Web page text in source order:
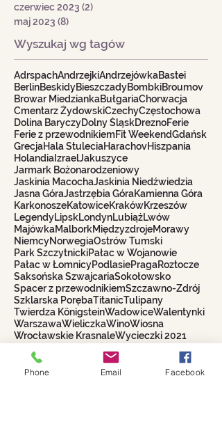
czerwiec 2023 (2)
maj 2023 (8)
Wyszukaj wg tagów
AdrspachAndrzejkiAndrzejówkaBastei
BerlinBeskidyBieszczadyBombkiBroumov
Browar MiedziankaBułgariaChorwacja
Cmentarz ŻydowskiCzechyCzęstochowa
Dolina BaryczyDolny ŚląskDreznoFerie
Ferie z przewodnikiemFit WeekendGdańsk
GrecjaHala StuleciaHarachovHiszpania
Holandia IzraelJakuszyce
Jarmark Bożonarodzeniowy
Jaskinia MacochaJaskinia Niedźwiedzia
Jasna GóraJastrzębia GóraKamienna Góra
KarkonoszeKatowiceKrakówKrzeszów
LegendyLipskLondynLubiążLwów
MajówkaMalborkMiędzyzdrojeMorawy
NiemcyNorwegiaOstrów Tumski
Park SzczytnickiPałac w Wojanowie
Pałac w ŁomnicyPodlasiePragaRoztocze
Saksońska SzwajcariaSokołowsko
Spacer z przewodnikiemSzczawno-Zdrój
Szklarska PorębaTitanicTulipany
Twierdza KönigsteinWadowiceWalentynki
WarszawaWieliczkaWinoWiosna
Wrocławskie KrasnaleWycieczki 2021
Biuro Turystyczne
Phone Email Facebook